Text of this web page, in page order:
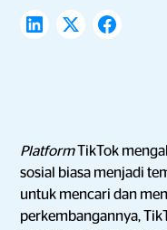
PlatformTikTok
sosial biasa menjadi
untuk mencari dan
perkembangannya,